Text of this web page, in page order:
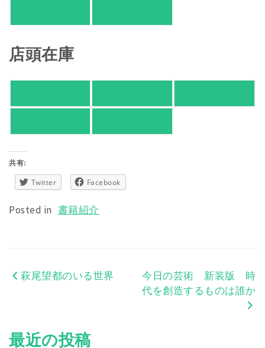
店頭在庫
共有:
Twitter Facebook
Posted in 書籍紹介
投
ナ
萩尾望都のいる世界
今日の芸術 新装版 時
代を創造するものは誰か
最近の投稿